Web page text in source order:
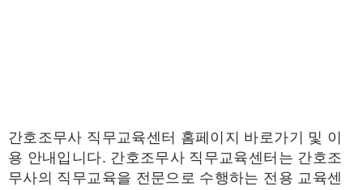
간호조무사 직무교육센터 홈페이지 바로가기 및 이
용 안내입니다. 간호조무사 직무교육센터는 간호조
무사의 직무교육을 전문으로 수행하는 전용 교육센